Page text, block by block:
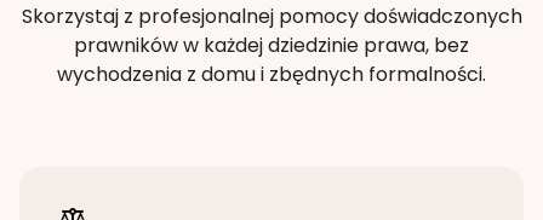
Skorzystaj z profesjonalnej pomocy doświadczonych
prawników w każdej dziedzinie prawa, bez
wychodzenia z domu i zbędnych formalności.